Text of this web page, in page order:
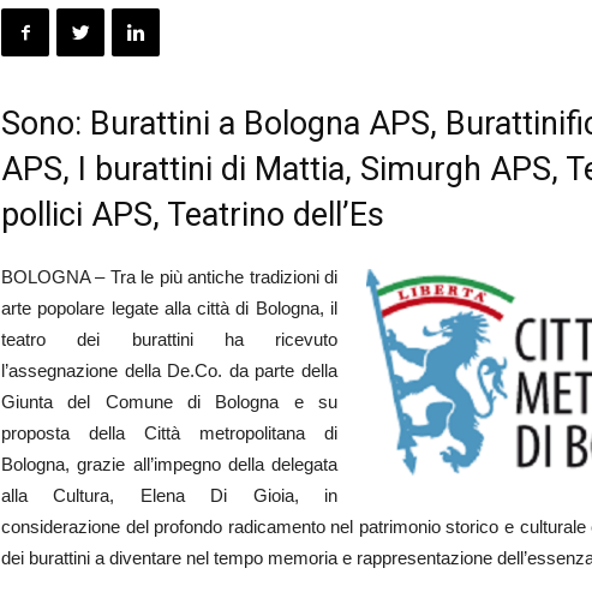
Sono: Burattini a Bologna APS,
APS, I burattini di Mattia, Simurgh APS,
pollici APS, Teatrino dell’Es
BOLOGNA – Tra le più antiche tradizioni di
arte popolare legate alla città di Bologna, il
teatro dei burattini ha ricevuto
l’assegnazione della De.Co. da parte della
Giunta del Comune di Bologna e su
proposta della Città metropolitana di
Bologna, grazie all’impegno della delegata
alla Cultura, Elena Di Gioia, in
considerazione del profondo radicamento nel patrimonio storico e
dei burattini a diventare nel tempo memoria e rappresentazione